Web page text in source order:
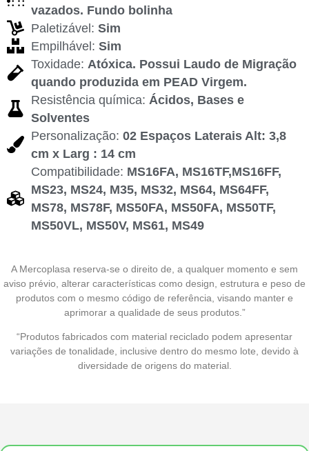
vazados. Fundo bolinha
Paletizável: Sim
Empilhável: Sim
Toxidade: Atóxica. Possui Laudo de Migração
quando produzida em PEAD Virgem.
Resistência química: Ácidos, Bases e
Solventes
Personalização: 02 Espaços Laterais Alt: 3,8
cm x Larg : 14 cm
Compatibilidade: MS16FA, MS16TF,MS16FF,
MS23, MS24, M35, MS32, MS64, MS64FF,
MS78, MS78F, MS50FA, MS50FA, MS50TF,
MS50VL, MS50V, MS61, MS49
A Mercoplasa reserva-se o direito de, a qualquer momento e sem
aviso prévio, alterar características como design, estrutura e peso de
produtos com o mesmo código de referência, visando manter e
aprimorar a qualidade de seus produtos.”
“Produtos fabricados com material reciclado podem apresentar
variações de tonalidade, inclusive dentro do mesmo lote, devido à
diversidade de origens do material.